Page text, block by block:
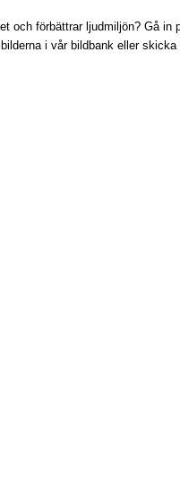
och förbättrar ljudmiljön? Gå in
i vår bildbank eller